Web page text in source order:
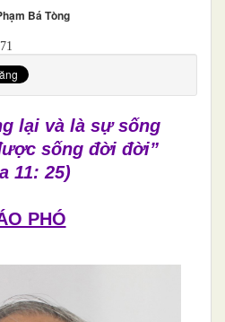
Bá Tòng
lại và là sự sống
sống đời đời”
11: 25)
PHÓ